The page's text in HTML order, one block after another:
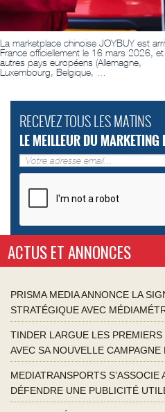
La marketplace chinoise JOYBUY est
France officiellement le 16 mars 2026,
autres pays européens (Allemagne,
Luxembourg, Belgique, …
RECEVEZ TOUS LES MATINS
LE MEILLEUR DU MARKETING
ACTUS ET ANNONCES
PRISMA MEDIA ANNONCE LA
STRATÉGIQUE AVEC
TINDER LARGUE LES
AVEC SA NOUVELLE
MEDIATRANSPORTS
DÉFENDRE UNE PUBLICITÉ